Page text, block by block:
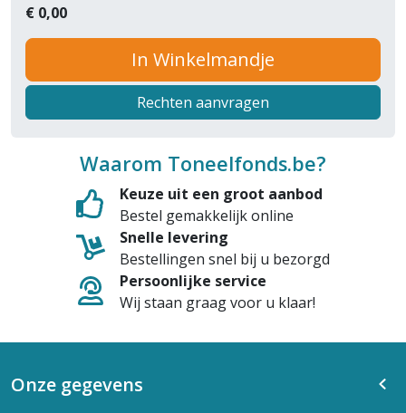
€ 0,00
In Winkelmandje
Rechten aanvragen
Waarom Toneelfonds.be?
Keuze uit een groot aanbod
Bestel gemakkelijk online
Snelle levering
Bestellingen snel bij u bezorgd
Persoonlijke service
Wij staan graag voor u klaar!
Onze gegevens